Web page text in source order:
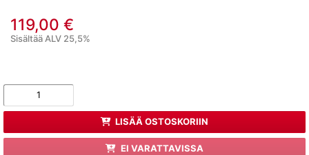
119,00 €
Sisältää ALV 25,5%
LISÄÄ OSTOSKORIIN
EI VARATTAVISSA